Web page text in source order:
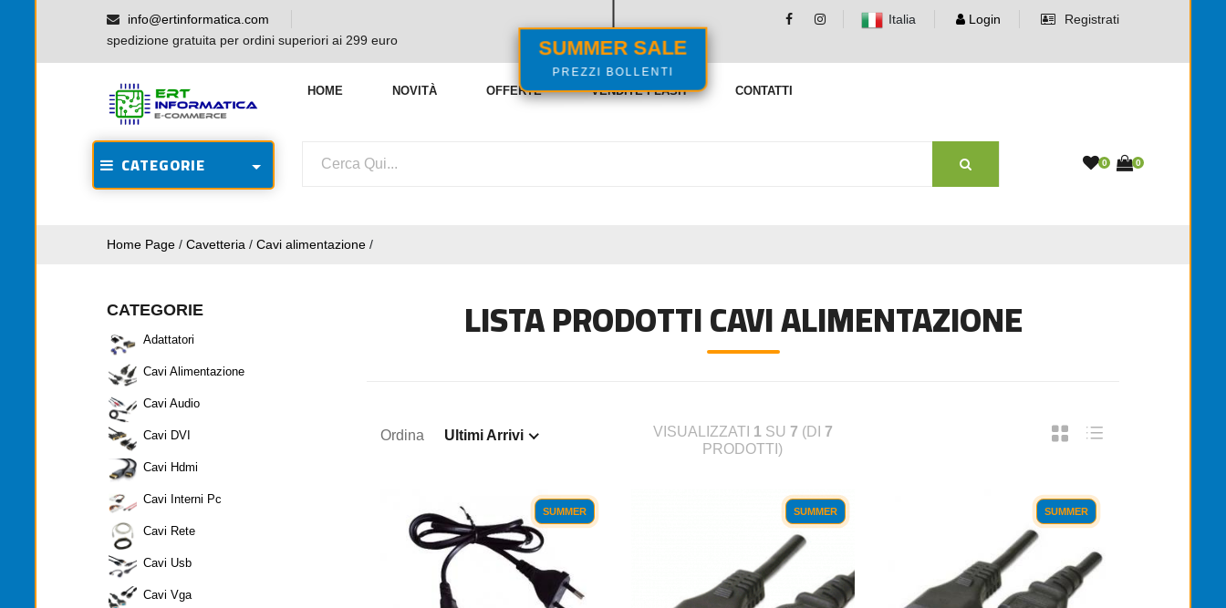
SUMMER SALE
PREZZI BOLLENTI
info@ertinformatica.com
spedizione gratuita per ordini superiori ai 299 euro
Italia Login Registrati
HOME NOVITÀ OFFERTE VENDITE FLASH CONTATTI
CATEGORIE 0 0
Home Page / Cavetteria / Cavi alimentazione /
CATEGORIE
Adattatori
Cavi Alimentazione
Cavi Audio
Cavi DVI
Cavi Hdmi
Cavi Interni Pc
Cavi Rete
Cavi Usb
Cavi Vga
LISTA PRODOTTI CAVI ALIMENTAZIONE
Ordina Ultimi Arrivi VISUALIZZATI 1 SU 7 (DI 7
PRODOTTI)
SUMMER SUMMER SUMMER